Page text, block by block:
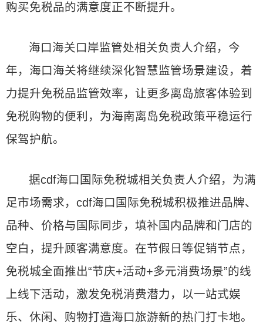
购买免税品的满意度正不断提升。
海口海关口岸监管处相关负责人介绍，今
年，海口海关将继续深化智慧监管场景建设，着
力提升免税品监管效率，让更多离岛旅客体验到
免税购物的便利，为海南离岛免税政策平稳运行
保驾护航。
据cdf海口国际免税城相关负责人介绍，为满
足市场需求，cdf海口国际免税城积极推进品牌、
品种、价格与国际同步，填补国内品牌和门店的
空白，提升顾客满意度。在节假日等促销节点，
免税城全面推出“节庆+活动+多元消费场景”的线
上线下活动，激发免税消费潜力，以一站式娱
乐、休闲、购物打造海口旅游新的热门打卡地。